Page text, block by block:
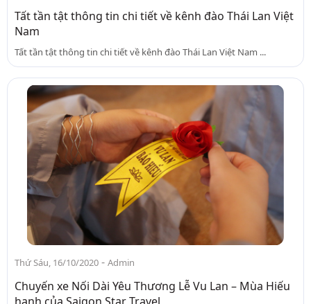
Tất tần tật thông tin chi tiết về kênh đào Thái Lan Việt
Nam
Tất tần tật thông tin chi tiết về kênh đào Thái Lan Việt Nam ...
Thứ Sáu, 16/10/2020 - Admin
Chuyến xe Nối Dài Yêu Thương Lễ Vu Lan – Mùa Hiếu